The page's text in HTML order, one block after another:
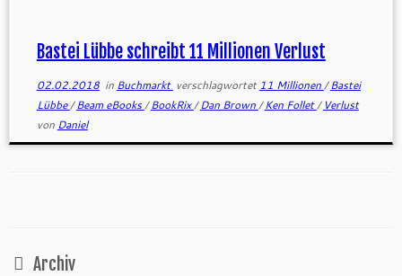
Bastei Lübbe schreibt 11 Millionen Verlust
02.02.2018in Buchmarkt verschlagwortet11 Millionen/Bastei
Lübbe/Beam eBooks/BookRix/Dan Brown/Ken Follet/ Verlust
von Daniel
Archiv